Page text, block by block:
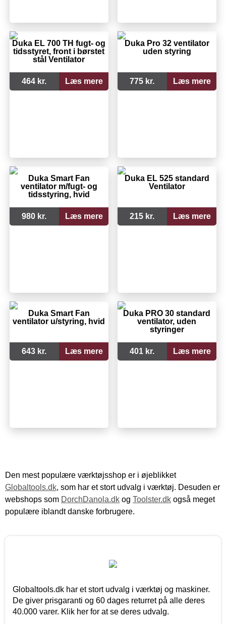
Duka EL 700 TH fugt- og
tidsstyret, front i børstet
stål Ventilator
464 kr. Læs mere
Duka Pro 32 ventilator
uden styring
775 kr. Læs mere
Duka Smart Fan
ventilator m/fugt- og
tidsstyring, hvid
980 kr. Læs mere
Duka EL 525 standard
Ventilator
215 kr. Læs mere
Duka Smart Fan
ventilator u/styring, hvid
643 kr. Læs mere
Duka PRO 30 standard
ventilator, uden
styringer
401 kr. Læs mere
Den mest populære værktøjsshop er i øjeblikket
Globaltools.dk, som har et stort udvalg i værktøj. Desuden er
webshops som DorchDanola.dk og Toolster.dk også meget
populære iblandt danske forbrugere.
Globaltools.dk har et stort udvalg i værktøj og maskiner.
De giver prisgaranti og 60 dages returret på alle deres
40.000 varer. Klik her for at se deres udvalg.